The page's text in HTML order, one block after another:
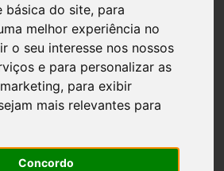
básica do site, para
melhor experiência no
o seu interesse nos nossos
e para personalizar as
, para exibir
mais relevantes para
Concordo